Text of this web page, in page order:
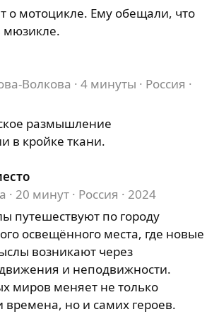
о мотоцикле. Ему обещали, что
мюзикле.
Волкова · 4 минуты · Россия ·
размышление
в кройке ткани.
20 минут · Россия · 2024
путешествуют по городу
освещённого места, где новые
возникают через
и неподвижности.
миров меняет не только
времена, но и самих героев.